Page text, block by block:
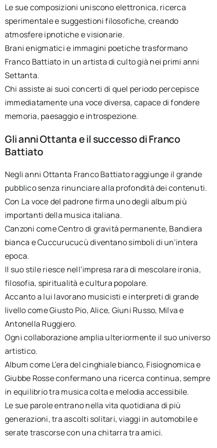
Le sue composizioni uniscono elettronica, ricerca
sperimentale e suggestioni filosofiche, creando
atmosfere ipnotiche e visionarie.
Brani enigmatici e immagini poetiche trasformano
Franco Battiato in un artista di culto già nei primi anni
Settanta.
Chi assiste ai suoi concerti di quel periodo percepisce
immediatamente una voce diversa, capace di fondere
memoria, paesaggio e introspezione.
Gli anni Ottanta e il successo di Franco
Battiato
Negli anni Ottanta Franco Battiato raggiunge il grande
pubblico senza rinunciare alla profondità dei contenuti.
Con La voce del padrone firma uno degli album più
importanti della musica italiana.
Canzoni come Centro di gravità permanente, Bandiera
bianca e Cuccurucucù diventano simboli di un’intera
epoca.
Il suo stile riesce nell’impresa rara di mescolare ironia,
filosofia, spiritualità e cultura popolare.
Accanto a lui lavorano musicisti e interpreti di grande
livello come Giusto Pio, Alice, Giuni Russo, Milva e
Antonella Ruggiero.
Ogni collaborazione amplia ulteriormente il suo universo
artistico.
Album come L’era del cinghiale bianco, Fisiognomica e
Giubbe Rosse confermano una ricerca continua, sempre
in equilibrio tra musica colta e melodia accessibile.
Le sue parole entrano nella vita quotidiana di più
generazioni, tra ascolti solitari, viaggi in automobile e
serate trascorse con una chitarra tra amici.